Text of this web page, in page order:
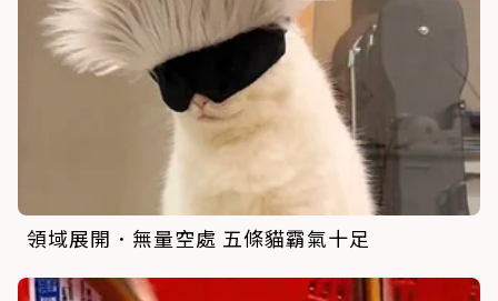
領域展開．無量空處 五條貓霸氣十足